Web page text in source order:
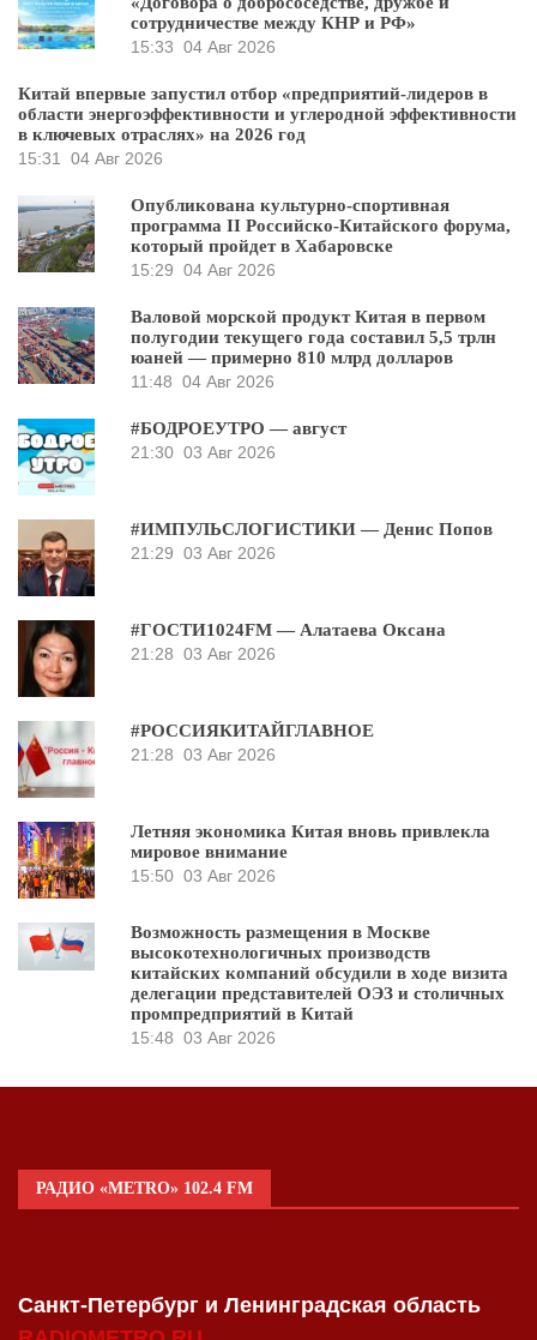
сотрудничестве между КНР и РФ»
15:33 04 Авг 2026
Китай впервые запустил отбор «предприятий-лидеров в
области энергоэффективности и углеродной эффективности
в ключевых отраслях» на 2026 год
15:31
04 Авг 2026
Опубликована культурно-спортивная
программа II Российско-Китайского форума,
который пройдет в Хабаровске
15:29 04 Авг 2026
Валовой морской продукт Китая в первом
полугодии текущего года составил 5,5 трлн
юаней — примерно 810 млрд долларов
11:48 04 Авг 2026
#БОДРОЕУТРО — август
21:30 03 Авг 2026
#ИМПУЛЬСЛОГИСТИКИ — Денис Попов
21:29 03 Авг 2026
#ГОСТИ1024FM — Алатаева Оксана
21:28 03 Авг 2026
#РОССИЯКИТАЙГЛАВНОЕ
21:28 03 Авг 2026
Летняя экономика Китая вновь привлекла
мировое внимание
15:50 03 Авг 2026
Возможность размещения в Москве
высокотехнологичных производств
китайских компаний обсудили в ходе визита
делегации представителей ОЭЗ и столичных
промпредприятий в Китай
15:48 03 Авг 2026
РАДИО «METRO» 102.4 FM
Санкт-Петербург и Ленинградская область